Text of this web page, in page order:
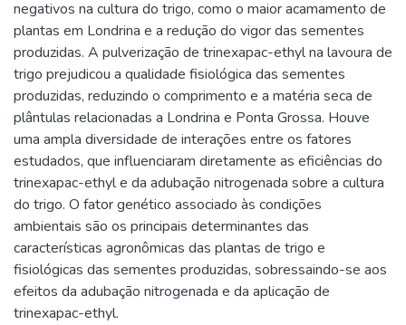
negativos na cultura do trigo, como o maior acamamento de
plantas em Londrina e a redução do vigor das sementes
produzidas. A pulverização de trinexapac-ethyl na lavoura de
trigo prejudicou a qualidade fisiológica das sementes
produzidas, reduzindo o comprimento e a matéria seca de
plântulas relacionadas a Londrina e Ponta Grossa. Houve
uma ampla diversidade de interações entre os fatores
estudados, que influenciaram diretamente as eficiências do
trinexapac-ethyl e da adubação nitrogenada sobre a cultura
do trigo. O fator genético associado às condições
ambientais são os principais determinantes das
características agronômicas das plantas de trigo e
fisiológicas das sementes produzidas, sobressaindo-se aos
efeitos da adubação nitrogenada e da aplicação de
trinexapac-ethyl.